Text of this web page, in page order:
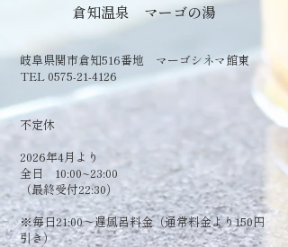
倉知温泉 マーゴの湯
岐阜県関市倉知516番地 マーゴシネマ館東
TEL 0575-21-4126
​不定休
2026年4月より
全日 10:00~23:00
（最終受付22:30）
​※毎日21:00～遅風呂料金（通常料金より150円
引き）